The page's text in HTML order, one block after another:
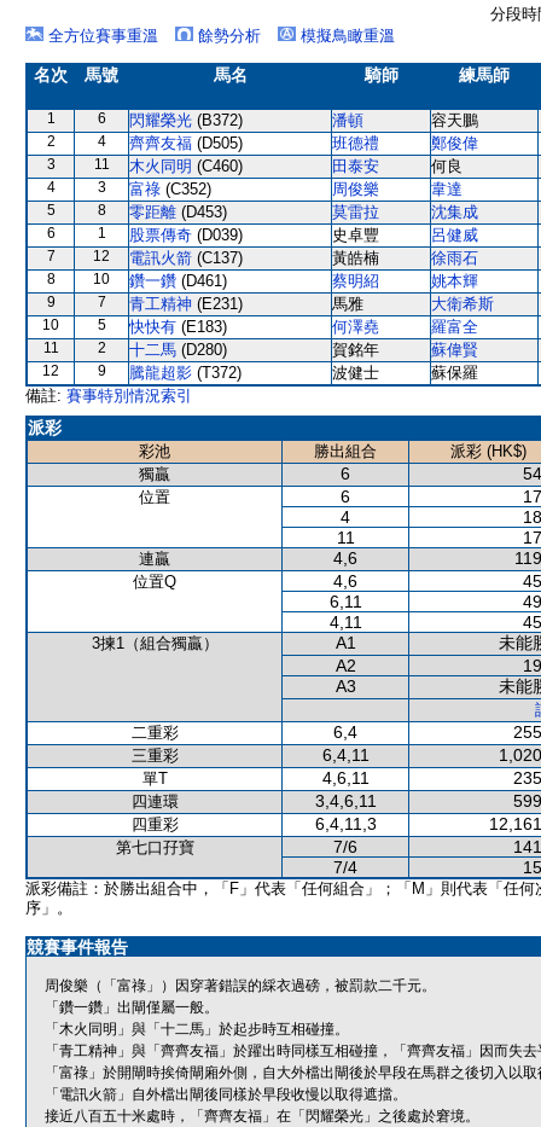
分段
全方位賽事重溫
餘勢分析 模擬鳥瞰重溫
名次 馬號 馬名 騎師 練馬師
1 6 閃耀榮光 (B372) 潘頓 容天鵬
2 4 齊齊友福 (D505) 班德禮 鄭俊偉
3 11 木火同明 (C460) 田泰安 何良
4 3 富祿 (C352) 周俊樂 韋達
5 8 零距離 (D453) 莫雷拉 沈集成
6 1 股票傳奇 (D039) 史卓豐 呂健威
7 12 電訊火箭 (C137) 黃皓楠 徐雨石
8 10 鑽一鑽 (D461) 蔡明紹 姚本輝
9 7 青工精神 (E231) 馬雅 大衛希斯
10 5 快快有 (E183) 何澤堯 羅富全
11 2 十二馬 (D280) 賀銘年 蘇偉賢
12 9 騰龍超影 (T372) 波健士
蘇保羅
備註: 賽事特別情況索引
派彩
彩池 勝出組合
派彩 (HK$)
獨贏
6
位置 6
4
11
連贏 4,6
位置Q 4,6
6,11
4,11
3揀1（組合獨贏） A1
未能
A2
A3
未能
二重彩
6,4
三重彩 6,4,11
單T 4,6,11
四連環 3,4,6,11
四重彩 6,4,11,3
第七口孖寶 7/6
7/4
派彩備註：於勝出組合中，「F」代表「任何組合」；「M」則代表「任何
序」。
競賽事件報告
周俊樂（「富祿」）因穿著錯誤的綵衣過磅，被罰款二千元。
「鑽一鑽」出閘僅屬一般。
「木火同明」與「十二馬」於起步時互相碰撞。
「青工精神」與「齊齊友福」於躍出時同樣互相碰撞，「齊齊友福」因而失
「富祿」於開閘時挨倚閘廂外側，自大外檔出閘後於早段在馬群之後切入以
「電訊火箭」自外檔出閘後同樣於早段收慢以取得遮擋。
接近八百五十米處時，「齊齊友福」在「閃耀榮光」之後處於窘境。